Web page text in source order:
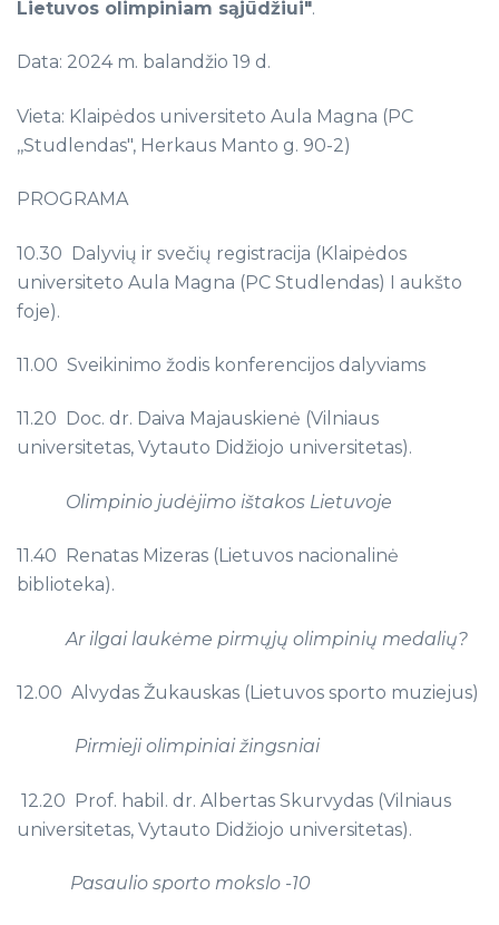
Lietuvos olimpiniam sąjūdžiui".
Data: 2024 m. balandžio 19 d.
Vieta: Klaipėdos universiteto Aula Magna (PC
,,Studlendas", Herkaus Manto g. 90-2)
PROGRAMA
10.30 Dalyvių ir svečių registracija (Klaipėdos
universiteto Aula Magna (PC Studlendas) I aukšto
foje).
11.00 Sveikinimo žodis konferencijos dalyviams
11.20 Doc. dr. Daiva Majauskienė (Vilniaus
universitetas, Vytauto Didžiojo universitetas).
Olimpinio judėjimo ištakos Lietuvoje
11.40 Renatas Mizeras (Lietuvos nacionalinė
biblioteka).
Ar ilgai laukėme pirmųjų olimpinių medalių?
12.00 Alvydas Žukauskas (Lietuvos sporto muziejus)
Pirmieji olimpiniai žingsniai
12.20 Prof. habil. dr. Albertas Skurvydas (Vilniaus
universitetas, Vytauto Didžiojo universitetas).
Pasaulio sporto mokslo -10